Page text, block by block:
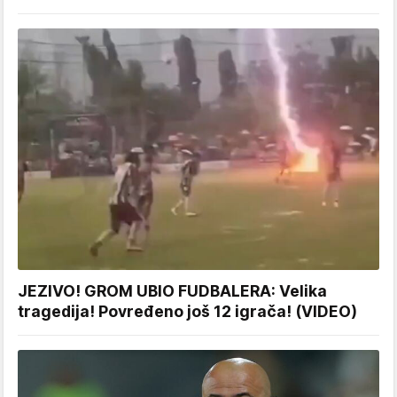
JEZIVO! GROM UBIO FUDBALERA: Velika
tragedija! Povređeno još 12 igrača! (VIDEO)